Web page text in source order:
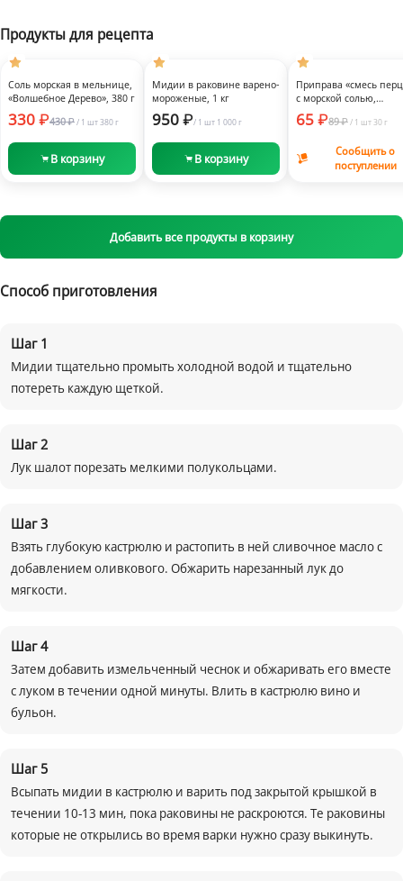
Продукты для рецепта
Соль морская в мельнице,
«Волшебное Дерево», 380 г
330 430 / 1 шт380 г
В корзину
Мидии в раковине варено-
мороженые, 1 кг
950 / 1 шт 1 000 г
В корзину
Приправа «смесь
с морской солью,
«Волшебное Дерево»,
65 89 / 1 шт30 г
Сообщить о
поступлении
Добавить все продукты в корзину
Способ приготовления
Шаг 1
Мидии тщательно промыть холодной водой и тщательно
потереть каждую щеткой.
Шаг2
Лук шалот порезать мелкими полукольцами.
Шаг3
Взять глубокую кастрюлю и растопить в ней сливочное масло с
добавлением оливкового. Обжарить нарезанный лук до
мягкости.
Шаг4
Затем добавить измельченный чеснок и обжаривать его вместе
с луком в течении одной минуты. Влить в кастрюлю вино и
бульон.
Шаг 5
Всыпать мидии в кастрюлю и варить под закрытой крышкой в
течении 10-13 мин, пока раковины не раскроются. Те раковины
которые не открылись во время варки нужно сразу выкинуть.